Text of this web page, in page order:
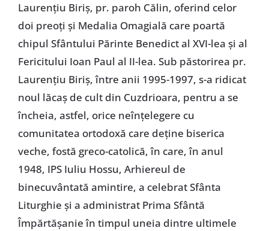
Laurenţiu Biriş, pr. paroh Călin, oferind celor
doi preoţi şi Medalia Omagială care poartă
chipul Sfântului Părinte Benedict al XVI-lea şi al
Fericitului Ioan Paul al II-lea. Sub păstorirea pr.
Laurenţiu Biriş, între anii 1995-1997, s-a ridicat
noul lăcaş de cult din Cuzdrioara, pentru a se
încheia, astfel, orice neînţelegere cu
comunitatea ortodoxă care deţine biserica
veche, fostă greco-catolică, în care, în anul
1948, IPS Iuliu Hossu, Arhiereul de
binecuvântată amintire, a celebrat Sfânta
Liturghie şi a administrat Prima Sfântă
Împărtăşanie în timpul uneia dintre ultimele